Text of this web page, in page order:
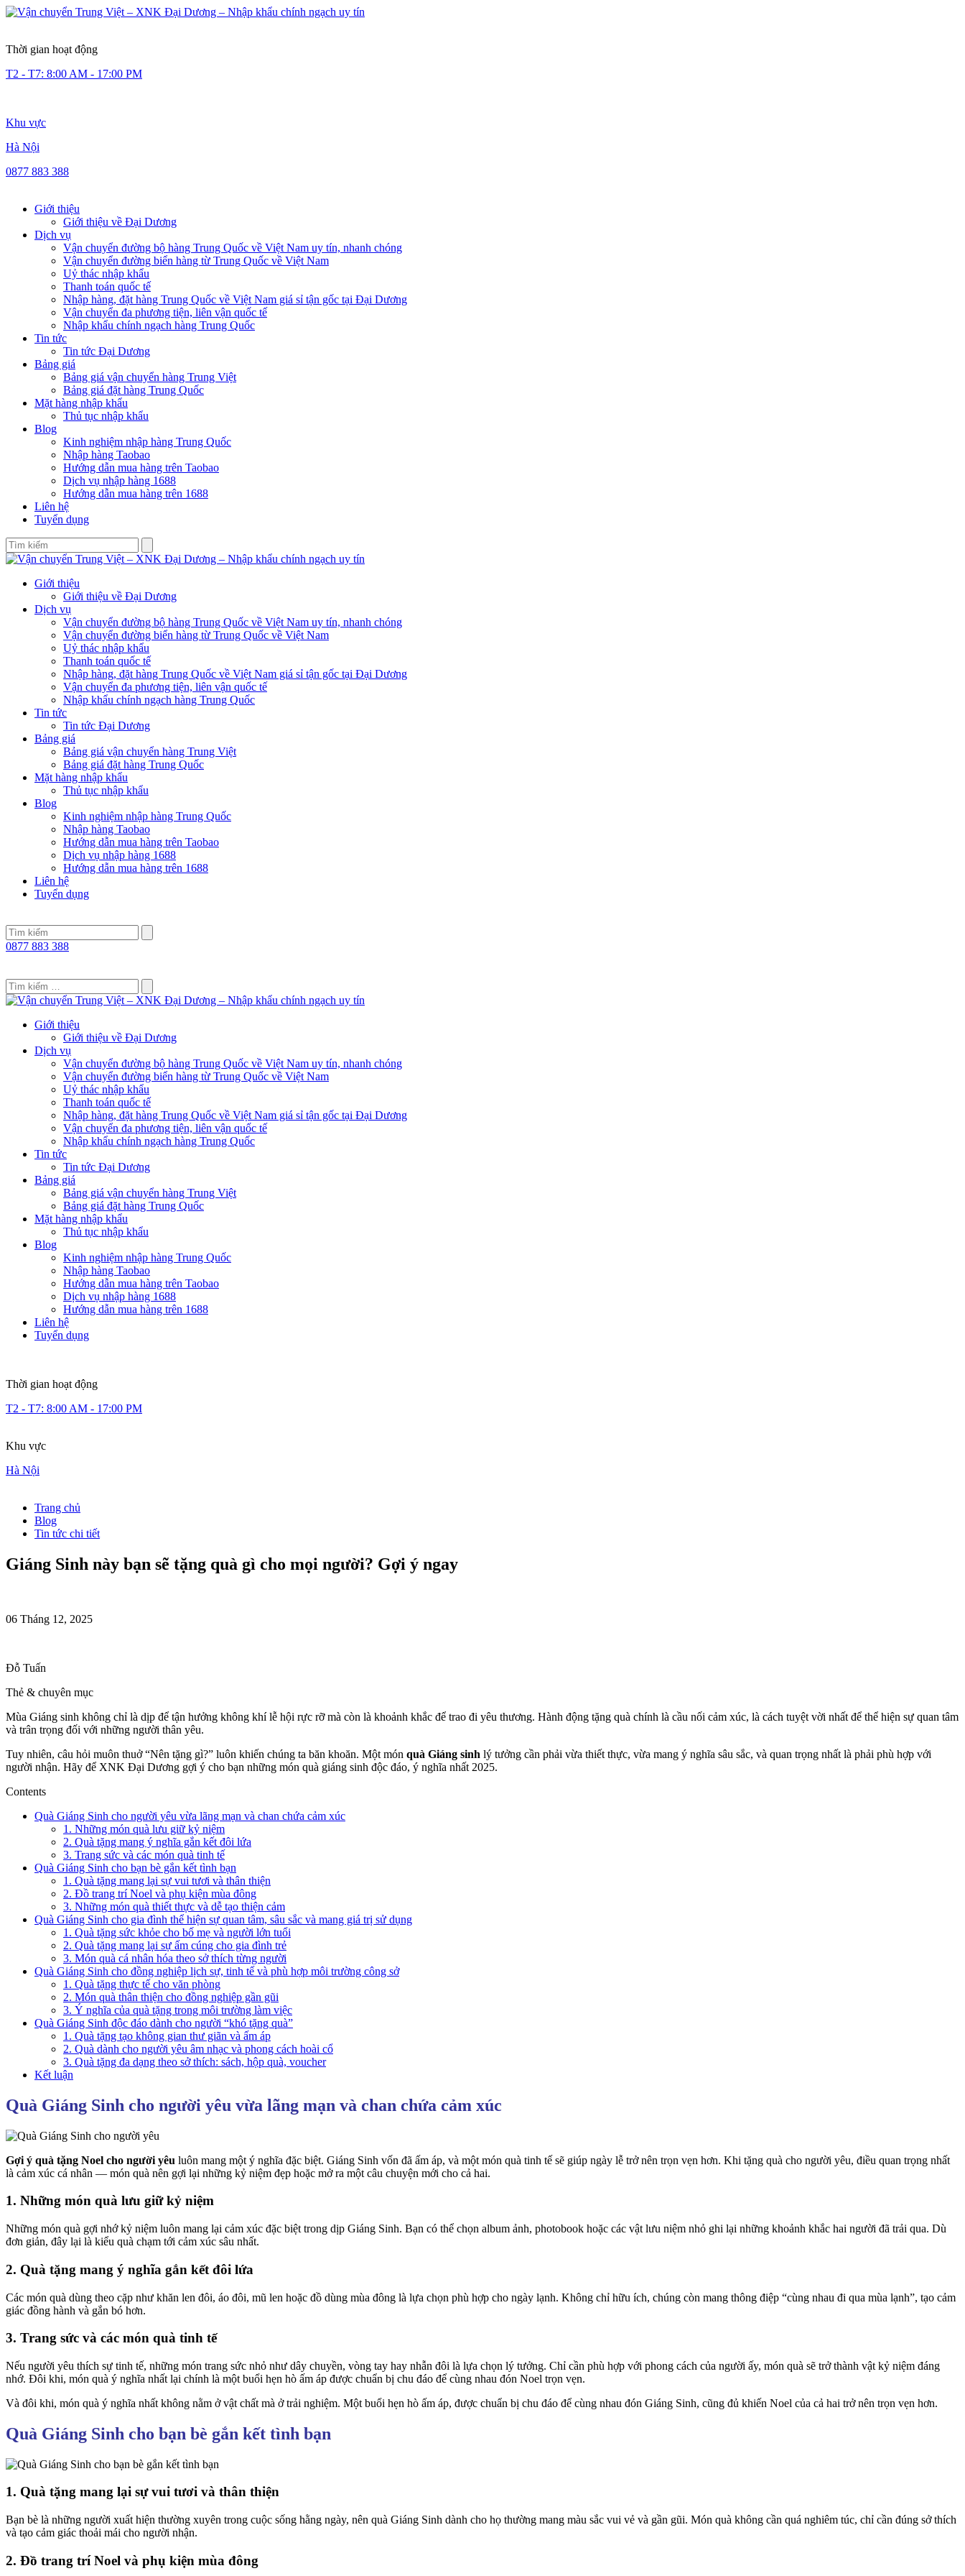
Thời gian hoạt động
T2 - T7: 8:00 AM - 17:00 PM
Khu vực
Hà Nội
0877 883 388
Giới thiệu
Giới thiệu về Đại Dương
Dịch vụ
Vận chuyển đường bộ hàng Trung Quốc về Việt Nam uy tín, nhanh chóng
Vận chuyển đường biển hàng từ Trung Quốc về Việt Nam
Uỷ thác nhập khẩu
Thanh toán quốc tế
Nhập hàng, đặt hàng Trung Quốc về Việt Nam giá sỉ tận gốc tại Đại Dương
Vận chuyển đa phương tiện, liên vận quốc tế
Nhập khẩu chính ngạch hàng Trung Quốc
Tin tức
Tin tức Đại Dương
Bảng giá
Bảng giá vận chuyển hàng Trung Việt
Bảng giá đặt hàng Trung Quốc
Mặt hàng nhập khẩu
Thủ tục nhập khẩu
Blog
Kinh nghiệm nhập hàng Trung Quốc
Nhập hàng Taobao
Hướng dẫn mua hàng trên Taobao
Dịch vụ nhập hàng 1688
Hướng dẫn mua hàng trên 1688
Liên hệ
Tuyển dụng
Giới thiệu
Giới thiệu về Đại Dương
Dịch vụ
Vận chuyển đường bộ hàng Trung Quốc về Việt Nam uy tín, nhanh chóng
Vận chuyển đường biển hàng từ Trung Quốc về Việt Nam
Uỷ thác nhập khẩu
Thanh toán quốc tế
Nhập hàng, đặt hàng Trung Quốc về Việt Nam giá sỉ tận gốc tại Đại Dương
Vận chuyển đa phương tiện, liên vận quốc tế
Nhập khẩu chính ngạch hàng Trung Quốc
Tin tức
Tin tức Đại Dương
Bảng giá
Bảng giá vận chuyển hàng Trung Việt
Bảng giá đặt hàng Trung Quốc
Mặt hàng nhập khẩu
Thủ tục nhập khẩu
Blog
Kinh nghiệm nhập hàng Trung Quốc
Nhập hàng Taobao
Hướng dẫn mua hàng trên Taobao
Dịch vụ nhập hàng 1688
Hướng dẫn mua hàng trên 1688
Liên hệ
Tuyển dụng
0877 883 388
Giới thiệu
Giới thiệu về Đại Dương
Dịch vụ
Vận chuyển đường bộ hàng Trung Quốc về Việt Nam uy tín, nhanh chóng
Vận chuyển đường biển hàng từ Trung Quốc về Việt Nam
Uỷ thác nhập khẩu
Thanh toán quốc tế
Nhập hàng, đặt hàng Trung Quốc về Việt Nam giá sỉ tận gốc tại Đại Dương
Vận chuyển đa phương tiện, liên vận quốc tế
Nhập khẩu chính ngạch hàng Trung Quốc
Tin tức
Tin tức Đại Dương
Bảng giá
Bảng giá vận chuyển hàng Trung Việt
Bảng giá đặt hàng Trung Quốc
Mặt hàng nhập khẩu
Thủ tục nhập khẩu
Blog
Kinh nghiệm nhập hàng Trung Quốc
Nhập hàng Taobao
Hướng dẫn mua hàng trên Taobao
Dịch vụ nhập hàng 1688
Hướng dẫn mua hàng trên 1688
Liên hệ
Tuyển dụng
Thời gian hoạt động
T2 - T7: 8:00 AM - 17:00 PM
Khu vực
Hà Nội
Trang chủ
Blog
Tin tức chi tiết
Giáng Sinh này bạn sẽ tặng quà gì cho mọi người? Gợi ý ngay
06 Tháng 12, 2025
Đỗ Tuấn
Thẻ & chuyên mục
Mùa Giáng sinh không chỉ là dịp để tận hưởng không khí lễ hội rực rỡ mà còn là khoảnh khắc để trao đi yêu thương. Hành động tặng quà chính là cầu nối cảm xúc, là cách tuyệt vời nhất để thể hiện sự quan tâm
và trân trọng đối với những người thân yêu.
Tuy nhiên, câu hỏi muôn thuở “Nên tặng gì?” luôn khiến chúng ta băn khoăn. Một món quà Giáng sinh lý tưởng cần phải vừa thiết thực, vừa mang ý nghĩa sâu sắc, và quan trọng nhất là phải phù hợp với
người nhận. Hãy để XNK Đại Dương gợi ý cho bạn những món quà giáng sinh độc đáo, ý nghĩa nhất 2025.
Contents
Quà Giáng Sinh cho người yêu vừa lãng mạn và chan chứa cảm xúc
1. Những món quà lưu giữ kỷ niệm
2. Quà tặng mang ý nghĩa gắn kết đôi lứa
3. Trang sức và các món quà tinh tế
Quà Giáng Sinh cho bạn bè gắn kết tình bạn
1. Quà tặng mang lại sự vui tươi và thân thiện
2. Đồ trang trí Noel và phụ kiện mùa đông
3. Những món quà thiết thực và dễ tạo thiện cảm
Quà Giáng Sinh cho gia đình thể hiện sự quan tâm, sâu sắc và mang giá trị sử dụng
1. Quà tặng sức khỏe cho bố mẹ và người lớn tuổi
2. Quà tặng mang lại sự ấm cúng cho gia đình trẻ
3. Món quà cá nhân hóa theo sở thích từng người
Quà Giáng Sinh cho đồng nghiệp lịch sự, tinh tế và phù hợp môi trường công sở
1. Quà tặng thực tế cho văn phòng
2. Món quà thân thiện cho đồng nghiệp gần gũi
3. Ý nghĩa của quà tặng trong môi trường làm việc
Quà Giáng Sinh độc đáo dành cho người “khó tặng quà”
1. Quà tặng tạo không gian thư giãn và ấm áp
2. Quà dành cho người yêu âm nhạc và phong cách hoài cổ
3. Quà tặng đa dạng theo sở thích: sách, hộp quà, voucher
Kết luận
Quà Giáng Sinh cho người yêu vừa lãng mạn và chan chứa cảm xúc
Gợi ý quà tặng Noel cho người yêu luôn mang một ý nghĩa đặc biệt. Giáng Sinh vốn đã ấm áp, và một món quà tinh tế sẽ giúp ngày lễ trở nên trọn vẹn hơn. Khi tặng quà cho người yêu, điều quan trọng nhất
là cảm xúc cá nhân — món quà nên gợi lại những kỷ niệm đẹp hoặc mở ra một câu chuyện mới cho cả hai.
1. Những món quà lưu giữ kỷ niệm
Những món quà gợi nhớ kỷ niệm luôn mang lại cảm xúc đặc biệt trong dịp Giáng Sinh. Bạn có thể chọn album ảnh, photobook hoặc các vật lưu niệm nhỏ ghi lại những khoảnh khắc hai người đã trải qua. Dù
đơn giản, đây lại là kiểu quà chạm tới cảm xúc sâu nhất.
2. Quà tặng mang ý nghĩa gắn kết đôi lứa
Các món quà dùng theo cặp như khăn len đôi, áo đôi, mũ len hoặc đồ dùng mùa đông là lựa chọn phù hợp cho ngày lạnh. Không chỉ hữu ích, chúng còn mang thông điệp “cùng nhau đi qua mùa lạnh”, tạo cảm
giác đồng hành và gắn bó hơn.
3. Trang sức và các món quà tinh tế
Nếu người yêu thích sự tinh tế, những món trang sức nhỏ như dây chuyền, vòng tay hay nhẫn đôi là lựa chọn lý tưởng. Chỉ cần phù hợp với phong cách của người ấy, món quà sẽ trở thành vật kỷ niệm đáng
nhớ. Đôi khi, món quà ý nghĩa nhất lại chính là một buổi hẹn hò ấm áp được chuẩn bị chu đáo để cùng nhau đón Noel trọn vẹn.
Và đôi khi, món quà ý nghĩa nhất không nằm ở vật chất mà ở trải nghiệm. Một buổi hẹn hò ấm áp, được chuẩn bị chu đáo để cùng nhau đón Giáng Sinh, cũng đủ khiến Noel của cả hai trở nên trọn vẹn hơn.
Quà Giáng Sinh cho bạn bè gắn kết tình bạn
1. Quà tặng mang lại sự vui tươi và thân thiện
Bạn bè là những người xuất hiện thường xuyên trong cuộc sống hằng ngày, nên quà Giáng Sinh dành cho họ thường mang màu sắc vui vẻ và gần gũi. Món quà không cần quá nghiêm túc, chỉ cần đúng sở thích
và tạo cảm giác thoải mái cho người nhận.
2. Đồ trang trí Noel và phụ kiện mùa đông